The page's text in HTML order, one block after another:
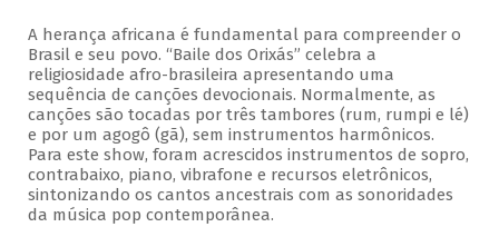
A herança africana é fundamental para compreender o
Brasil e seu povo. “Baile dos Orixás” celebra a
religiosidade afro-brasileira apresentando uma
sequência de canções devocionais. Normalmente, as
canções são tocadas por três tambores (rum, rumpi e lé)
e por um agogô (gã), sem instrumentos harmônicos.
Para este show, foram acrescidos instrumentos de sopro,
contrabaixo, piano, vibrafone e recursos eletrônicos,
sintonizando os cantos ancestrais com as sonoridades
da música pop contemporânea.